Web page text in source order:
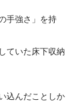
手強さ」を持
ていた床下収納
込んだことしか